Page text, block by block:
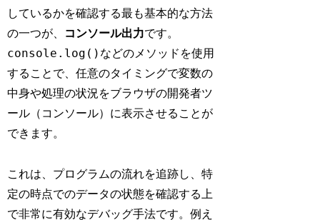
しているかを確認する最も基本的な方法
の一つが、
コンソール出力です。
console.log() などのメソッドを使用
することで、任意のタイミングで変数の
中身や処理の状況をブラウザの開発者ツ
ール（コンソール）に表示させることが
できます。
これは、プログラムの流れを追跡し、特
定の時点でのデータの状態を確認する上
で非常に有効なデバッグ手法です。例え